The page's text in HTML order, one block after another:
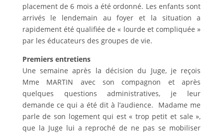
placement de 6 mois a été ordonné. Les enfants sont
arrivés le lendemain au foyer et la situation a
rapidement été qualifiée de « lourde et compliquée »
par les éducateurs des groupes de vie.
Premiers entretiens
Une semaine après la décision du Juge, je reçois
Mme MARTIN avec son compagnon et après
quelques questions administratives, je leur
demande ce qui a été dit à l’audience. Madame me
parle de son logement qui est « trop petit et sale »,
que la Juge lui a reproché de ne pas se mobiliser